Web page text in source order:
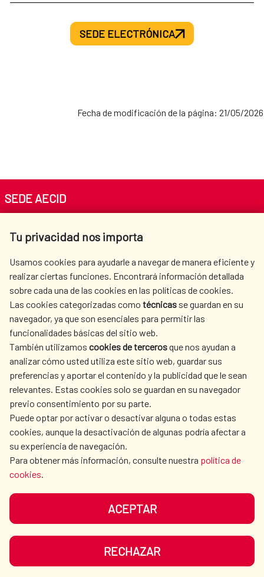
SEDE ELECTRÓNICA
Fecha de modificación de la página: 21/05/2026
Tu privacidad nos importa
Usamos cookies para ayudarle a navegar de manera eficiente y
realizar ciertas funciones. Encontrará información detallada
sobre cada una de las cookies en las políticas de cookies.
Las cookies categorizadas como técnicas se guardan en su
navegador, ya que son esenciales para permitir las
funcionalidades básicas del sitio web.
También utilizamos cookies de tercerosque nos ayudan a
analizar cómo usted utiliza este sitio web, guardar sus
preferencias y aportar el contenido y la publicidad que le sean
relevantes. Estas cookies solo se guardan en su navegador
previo consentimiento por su parte.
Puede optar por activar o desactivar alguna o todas estas
cookies, aunque la desactivación de algunas podría afectar a
su experiencia de navegación.
Para obtener más información, consulte nuestra política de
cookies.
ACEPTAR
RECHAZAR
SEDE AECID
Tel. +34 900 20 30 54​​​​​​​
AECID
WHERE DO WE COOPERATE?
SPANISH HUMANITARIAN
ACTION
PRESS ROOM
CULTURE AND SCIENCE LIBRARY
OUR SOCIAL MEDIA
DATA PROTECTION
SITEMAP